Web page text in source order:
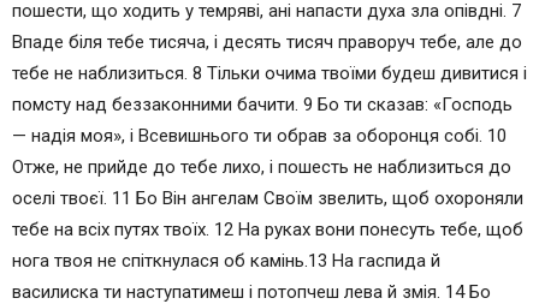
пошести, що ходить у темряві, ані напасти духа зла опівдні. 7
Впаде біля тебе тисяча, і десять тисяч праворуч тебе, але до
тебе не наблизиться. 8 Тільки очима твоїми будеш дивитися і
помсту над беззаконними бачити. 9 Бо ти сказав: «Господь
— надія моя», і Всевишнього ти обрав за оборонця собі. 10
Отже, не прийде до тебе лихо, і пошесть не наблизиться до
оселі твоєї. 11 Бо Він ангелам Своїм звелить, щоб охороняли
тебе на всіх путях твоїх. 12 На руках вони понесуть тебе, щоб
нога твоя не спіткнулася об камінь.13 На гаспида й
василиска ти наступатимеш і потопчеш лева й змія. 14 Бо